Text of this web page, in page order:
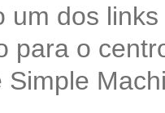
um dos
para o
Simple